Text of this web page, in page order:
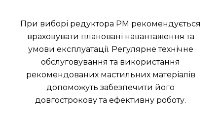
При виборі редуктора РМ рекомендується
враховувати плановані навантаження та
умови експлуатації. Регулярне технічне
обслуговування та використання
рекомендованих мастильних матеріалів
допоможуть забезпечити його
довгострокову та ефективну роботу.